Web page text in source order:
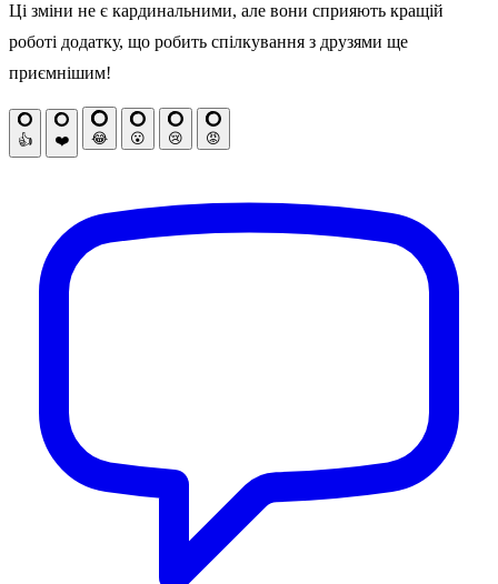
Ці зміни не є кардинальними, але вони сприяють кращій
роботі додатку, що робить спілкування з друзями ще
приємнішим!
👍 ❤️ 😂 😮 😢 😡